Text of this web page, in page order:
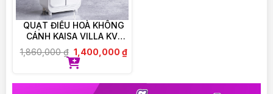
QUẠT ĐIỀU HOÀ KHÔNG
CÁNH KAISA VILLA KV-
QKC6622
1,860,000₫ 1,400,000 ₫